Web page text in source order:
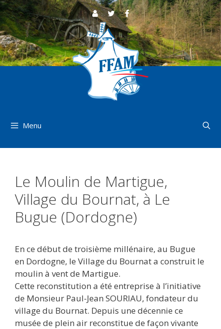
Aller
au
contenu
Menu
Le Moulin de Martigue,
Village du Bournat, à Le
Bugue (Dordogne)
En ce début de troisième millénaire, au Bugue
en Dordogne, le Village du Bournat a construit le
moulin à vent de Martigue.
Cette reconstitution a été entreprise à l’initiative
de Monsieur Paul-Jean SOURIAU, fondateur du
village du Bournat. Depuis une décennie ce
musée de plein air reconstitue de façon vivante